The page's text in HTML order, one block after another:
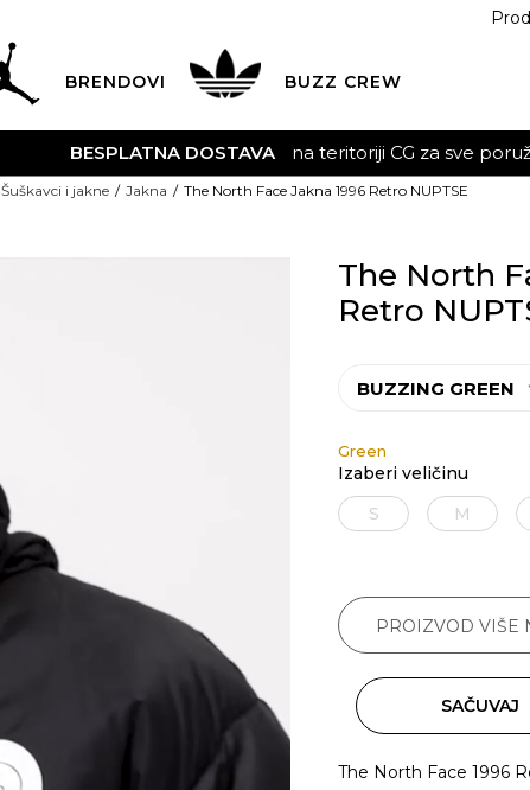
BRENDOVI BUZZ CREW
na teritoriji CG za sve poružbine u vrijednosti preko
Šuškavci i jakne Jakna The North Face Jakna 1996 Retro NUPTSE
The North
Retro
BUZZING GREEN
Green
Izaberi veličinu
S
M
PROIZVOD VIŠE
SAČUVAJ
The North Face 1996